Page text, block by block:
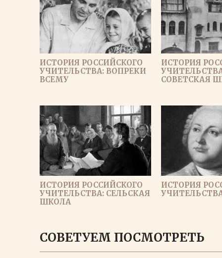
ИСТОРИЯ РОССИЙСКОГО
УЧИТЕЛЬСТВА: ВОПРЕКИ
ВСЕМУ
ИСТОРИЯ
СОВЕТСКАЯ
ИСТОРИЯ РОССИЙСКОГО
УЧИТЕЛЬСТВА: СЕЛЬСКАЯ
ШКОЛА
ИСТОРИЯ
СОВЕТУЕМ ПОСМОТРЕТЬ